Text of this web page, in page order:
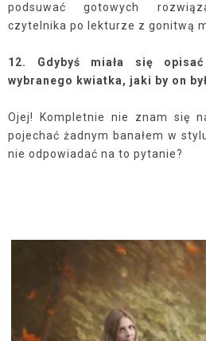
podsuwać gotowych
czytelnika po lekturze z gonitwą
12. Gdybyś miała się
wybranego kwiatka, jaki by on
Ojej! Kompletnie nie znam się
pojechać żadnym banałem w
nie odpowiadać na to pytanie?